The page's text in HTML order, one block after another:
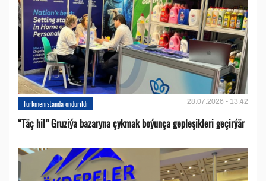
Türkmenistanda öndürildi 28.07.2026 - 13:42
“Täç hil” Gruziýa bazaryna çykmak boýunça gepleşikleri geçirýär